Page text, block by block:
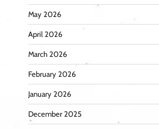
May 2026
April 2026
March 2026
February 2026
January 2026
December 2025